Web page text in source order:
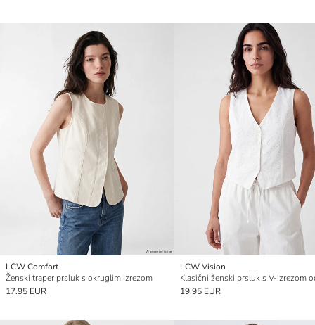
LCW Comfort
Ženski traper prsluk s okruglim izrezom
17.95 EUR
LCW Vision
19.95 EUR